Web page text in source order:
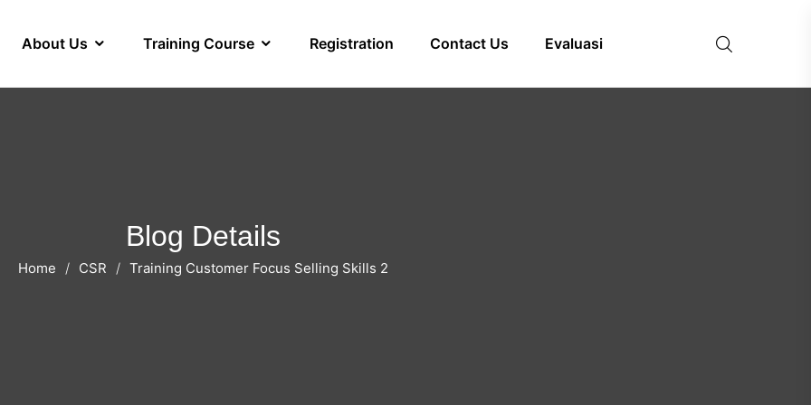
About Us Training Course Registration Contact Us Evaluasi
Blog Details
Home CSR Training Customer Focus Selling Skills 2